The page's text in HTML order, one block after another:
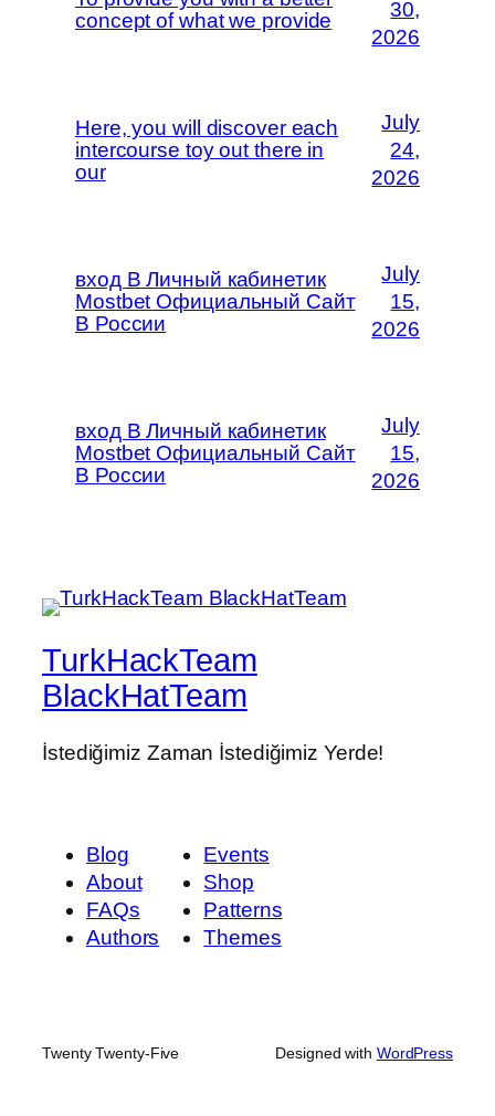
concept of what we provide
30,
2026
Here, you will discover each
intercourse toy out there in
our
July
24,
2026
вход В Личный кабинетик
Mostbet Официальный Сайт
В России
July
15,
2026
вход В Личный кабинетик
Mostbet Официальный Сайт
В России
July
15,
2026
TurkHackTeam
BlackHatTeam
İstediğimiz Zaman İstediğimiz Yerde!
Blog
About
FAQs
Authors
Events
Shop
Patterns
Themes
Twenty Twenty-Five Designed with WordPress